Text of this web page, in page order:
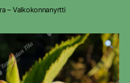
– Valkokonnanyrtti